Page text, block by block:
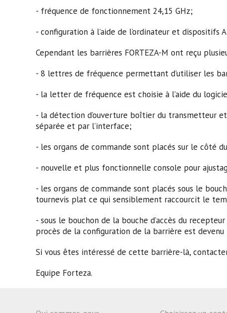
- fréquence de fonctionnement 24,15 GHz;
- configuration à l’aide de l’ordinateur et dispositifs
Cependant les barrières FORTEZA-M ont reçu
- 8 lettres de fréquence permettant d’utiliser les
- la letter de fréquence est choisie à l’aide du
- la détection d’ouverture boîtier du transmetteur
séparée et par l’interface;
- les organs de commande sont placés sur le côté
- nouvelle et plus fonctionnelle console pour
- les organs de commande sont placés sous le
tournevis plat ce qui sensiblement raccourcit le
- sous le bouchon de la bouche d’accès du
procès de la configuration de la barrière est
Si vous êtes intéressé de cette barrière-là,
Equipe Forteza.